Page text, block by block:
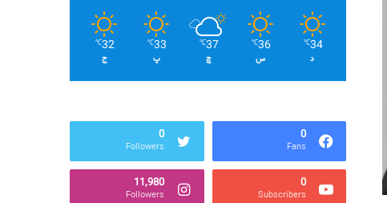
34
℃
د
36
℃
س
37
℃
چ
33
℃
پ
32
℃
ج
0
Fans
0
Followers
0
Subscribers
11,980
Followers